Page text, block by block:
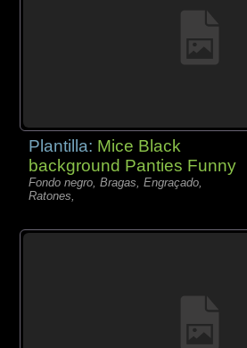
Plantilla: Mice Black
background Panties Funny
Fondo negro, Bragas, Engraçado,
Ratones,